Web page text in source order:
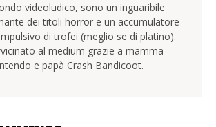
videoludico, sono un inguaribile
dei titoli horror e un accumulatore
di trofei (meglio se di platino).
al medium grazie a mamma
e papà Crash Bandicoot.